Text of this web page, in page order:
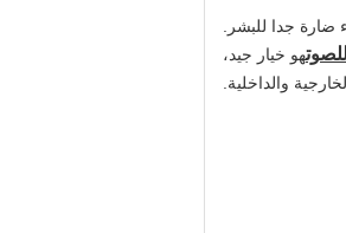
ضارة جدا للبشر.
هو خيار جيد،
والداخلية.